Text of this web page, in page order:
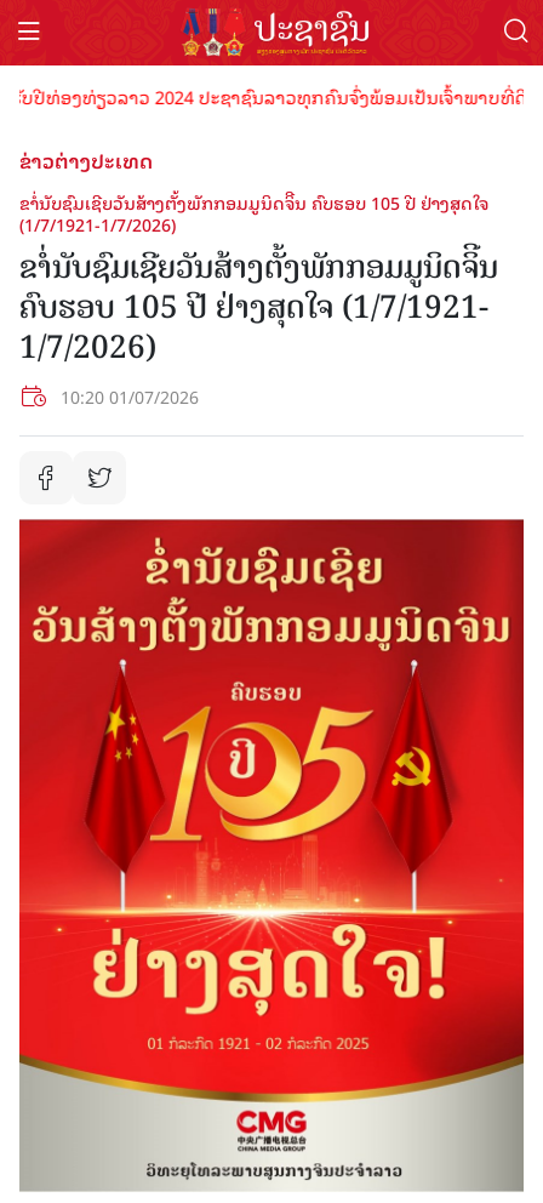
ຽວລາວ 2024 ປະຊາຊົນລາວທຸກຄົນຈົ່ງພ້ອມເປັນເຈົ້າພາບທີ່ດີ ຕ້ອນຮັບ
ຂ່າວຕ່າງປະເທດ
ຂາໍ່ນັບຊົມເຊີຍວັນສ້າງຕັ້ງພັກກອມມູນິດຈິີນ ຄົບຮອບ 105 ປີ ຢ່າງສຸດໃຈ
(1/7/1921-1/7/2026)
ຂາໍ່ນັບຊົມເຊີຍວັນສ້າງຕັ້ງພັກກອມມູນິດຈິີນ
ຄົບຮອບ 105 ປີ ຢ່າງສຸດໃຈ (1/7/1921-
1/7/2026)
10:20 01/07/2026